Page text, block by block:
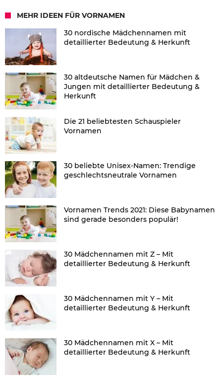
MEHR IDEEN FÜR VORNAMEN
30 nordische Mädchennamen mit
detaillierter Bedeutung & Herkunft
30 altdeutsche Namen für Mädchen &
Jungen mit detaillierter Bedeutung &
Herkunft
Die 21 beliebtesten Schauspieler
Vornamen
30 beliebte Unisex-Namen: Trendige
geschlechtsneutrale Vornamen
Vornamen Trends 2021: Diese Babynamen
sind gerade besonders populär!
30 Mädchennamen mit Z – Mit
detaillierter Bedeutung & Herkunft
30 Mädchennamen mit Y – Mit
detaillierter Bedeutung & Herkunft
30 Mädchennamen mit X – Mit
detaillierter Bedeutung & Herkunft